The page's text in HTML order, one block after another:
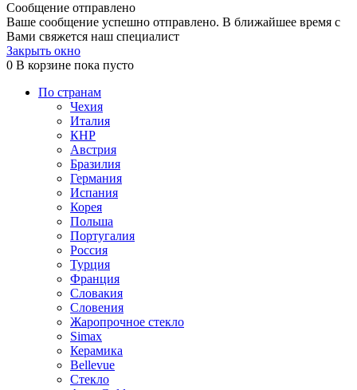
Сообщение отправлено
Ваше сообщение успешно отправлено. В ближайшее время с
Вами свяжется наш специалист
Закрыть окно
0 В корзине пока пусто
По странам
Чехия
Италия
КНР
Австрия
Бразилия
Германия
Испания
Корея
Польша
Португалия
Россия
Турция
Франция
Словакия
Словения
Жаропрочное стекло
Simax
Керамика
Bellevue
Стекло